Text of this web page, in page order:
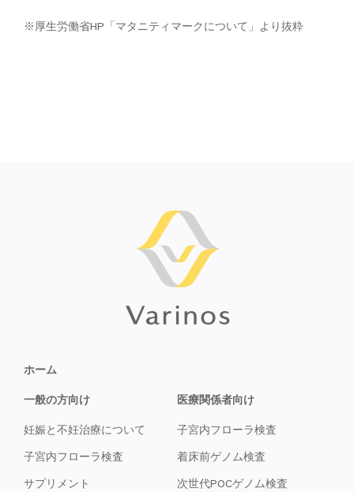
※厚生労働省HP「マタニティマークについて」より抜粋
ホーム
一般の方向け
妊娠と不妊治療について
子宮内フローラ検査
サプリメント
医療関係者向け
子宮内フローラ検査
着床前ゲノム検査
次世代POCゲノム検査